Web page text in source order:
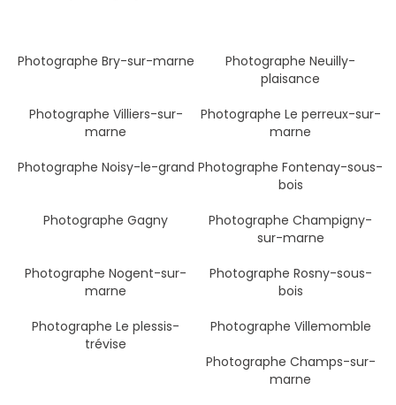
Photographe Bry-sur-marne
Photographe Neuilly-
plaisance
Photographe Villiers-sur-
marne
Photographe Le perreux-sur-
marne
Photographe Noisy-le-grand Photographe Fontenay-sous-
bois
Photographe Gagny
Photographe Champigny-
sur-marne
Photographe Nogent-sur-
marne
Photographe Rosny-sous-
bois
Photographe Le plessis-
trévise
Photographe Villemomble
Photographe Champs-sur-
marne